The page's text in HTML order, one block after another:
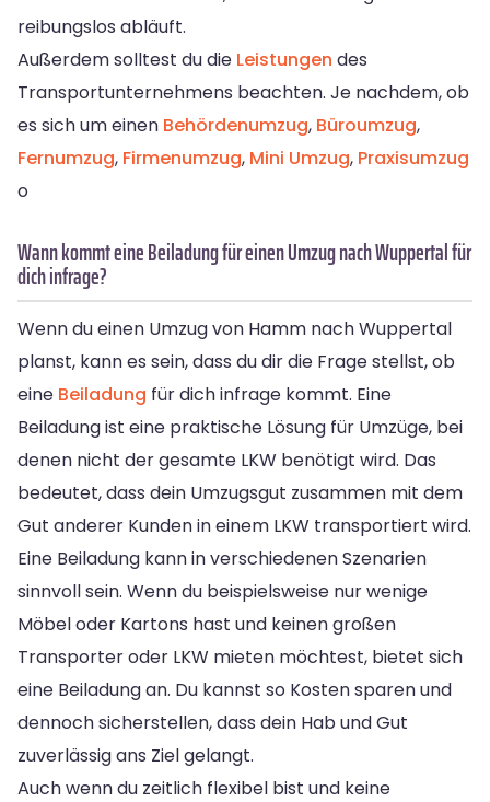
reibungslos abläuft.
Außerdem solltest du die Leistungen des
Transportunternehmens beachten. Je nachdem, ob
es sich um einen Behördenumzug, Büroumzug,
Fernumzug, Firmenumzug, Mini Umzug, Praxisumzug
o
Wann kommt eine Beiladung für einen Umzug nach Wuppertal für
dich infrage?
Wenn du einen Umzug von Hamm nach Wuppertal
planst, kann es sein, dass du dir die Frage stellst, ob
eine Beiladung für dich infrage kommt. Eine
Beiladung ist eine praktische Lösung für Umzüge, bei
denen nicht der gesamte LKW benötigt wird. Das
bedeutet, dass dein Umzugsgut zusammen mit dem
Gut anderer Kunden in einem LKW transportiert wird.
Eine Beiladung kann in verschiedenen Szenarien
sinnvoll sein. Wenn du beispielsweise nur wenige
Möbel oder Kartons hast und keinen großen
Transporter oder LKW mieten möchtest, bietet sich
eine Beiladung an. Du kannst so Kosten sparen und
dennoch sicherstellen, dass dein Hab und Gut
zuverlässig ans Ziel gelangt.
Auch wenn du zeitlich flexibel bist und keine